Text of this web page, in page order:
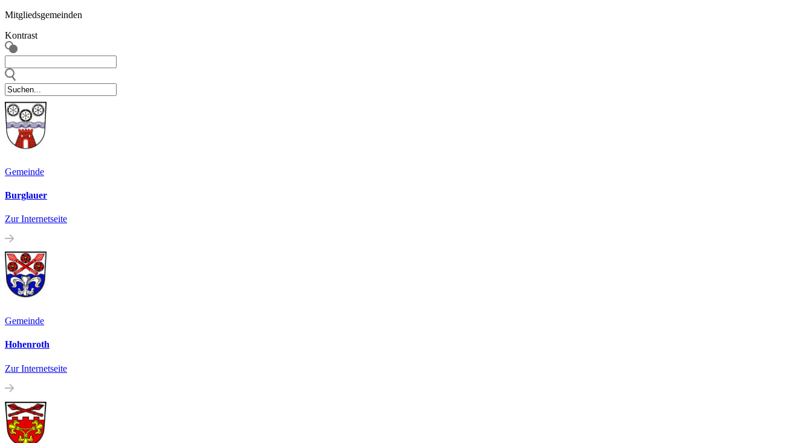
Mitgliedsgemeinden
Kontrast
Gemeinde
Burglauer
Zur Internetseite
Gemeinde
Hohenroth
Zur Internetseite